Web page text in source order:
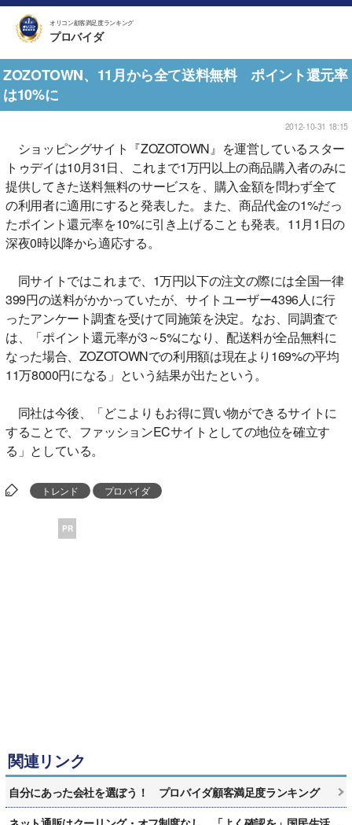
オリコン顧客満足度ランキング
プロバイダ
ZOZOTOWN、11月から全て送料無料 ポイント還元率
は10%に
2012-10-31 18:15
ショッピングサイト『ZOZOTOWN』を運営しているスター
トゥデイは10月31日、これまで1万円以上の商品購入者のみに
提供してきた送料無料のサービスを、購入金額を問わず全て
の利用者に適用にすると発表した。また、商品代金の1%だっ
たポイント還元率を10%に引き上げることも発表。11月1日の
深夜0時以降から適応する。
同サイトではこれまで、1万円以下の注文の際には全国一律
399円の送料がかかっていたが、サイトユーザー4396人に行
ったアンケート調査を受けて同施策を決定。なお、同調査で
は、「ポイント還元率が3～5%になり、配送料が全品無料に
なった場合、ZOZOTOWNでの利用額は現在より169%の平均
11万8000円になる」という結果が出たという。
同社は今後、「どこよりもお得に買い物ができるサイトに
することで、ファッションECサイトとしての地位を確立す
る」としている。
トレンド プロバイダ
PR
関連リンク
自分にあった会社を選ぼう！ プロバイダ顧客満足度ランキング